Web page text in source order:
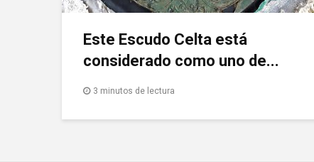
Este Escudo Celta está
considerado como uno de...
3 minutos de lectura